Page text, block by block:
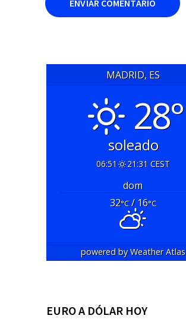
MADRID, ES
28°
soleado
06:51 21:31 CEST
dom
32°C/ 16°C
powered byWeather Atlas
EURO A DÓLAR HOY